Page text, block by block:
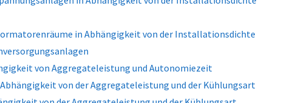
in Abhängigkeit von der Installationsdichte
von Aggregateleistung und Autonomiezeit
von der Aggregateleistung und der Kühlungsart